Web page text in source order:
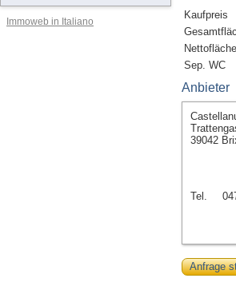
Immoweb in Italiano
Kaufpreis
Sep. WC
Anbieter
39042
Tel.
Anfrage